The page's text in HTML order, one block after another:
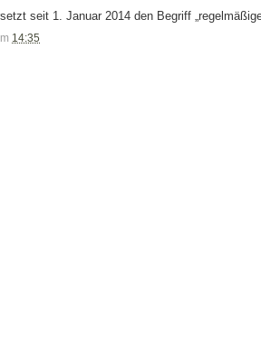
seit 1. Januar 2014 den Begriff
14:35